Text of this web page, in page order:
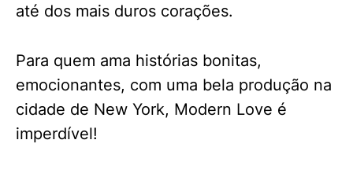
até dos mais duros corações.
Para quem ama histórias bonitas,
emocionantes, com uma bela produção na
cidade de New York, Modern Love é
imperdível!